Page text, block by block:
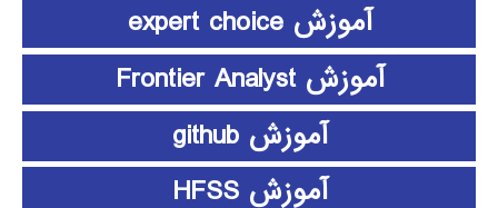
آموزش expert choice
آموزش Frontier Analyst
آموزش github
آموزش HFSS